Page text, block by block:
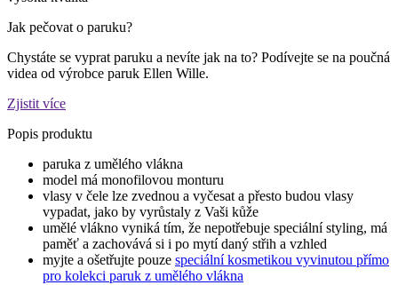
Jak pečovat o paruku?
Chystáte se vyprat paruku a nevíte jak na to? Podívejte se na poučná
videa od výrobce paruk Ellen Wille.
Zjistit více
Popis produktu
paruka z umělého vlákna
model má monofilovou monturu
vlasy v čele lze zvednou a vyčesat a přesto budou vlasy
vypadat, jako by vyrůstaly z Vaši kůže
umělé vlákno vyniká tím, že nepotřebuje speciální styling, má
paměť a zachovává si i po mytí daný střih a vzhled
myjte a ošetřujte pouze speciální kosmetikou vyvinutou přímo
pro kolekci paruk z umělého vlákna